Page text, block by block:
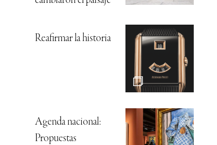
Reafirmar la historia
Agenda nacional:
Propuestas